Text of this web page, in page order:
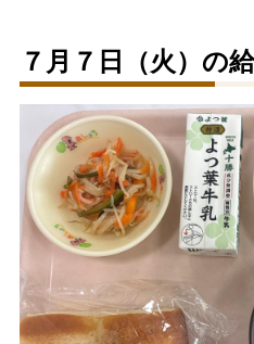
図書館
生涯学習
文字サ
色
７月７日（火）の